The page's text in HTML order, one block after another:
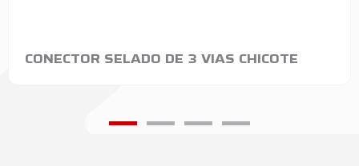
CONECTOR SELADO DE 3 VIAS CHICOTE